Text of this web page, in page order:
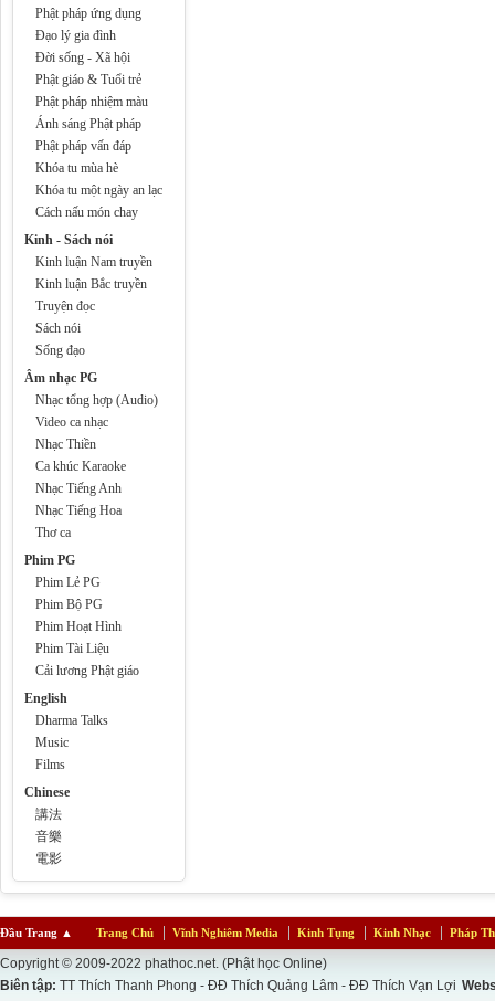
Phật pháp ứng dụng
Đạo lý gia đình
Đời sống - Xã hội
Phật giáo & Tuổi trẻ
Phật pháp nhiệm màu
Ánh sáng Phật pháp
Phật pháp vấn đáp
Khóa tu mùa hè
Khóa tu một ngày an lạc
Cách nấu món chay
Kinh - Sách nói
Kinh luận Nam truyền
Kinh luận Bắc truyền
Truyện đọc
Sách nói
Sống đạo
Âm nhạc PG
Nhạc tổng hợp (Audio)
Video ca nhạc
Nhạc Thiền
Ca khúc Karaoke
Nhạc Tiếng Anh
Nhạc Tiếng Hoa
Thơ ca
Phim PG
Phim Lẻ PG
Phim Bộ PG
Phim Hoạt Hình
Phim Tài Liệu
Cải lương Phật giáo
English
Dharma Talks
Music
Films
Chinese
講法
音樂
電影
Đầu Trang ▲ Trang Chủ Vĩnh Nghiêm Media Kinh Tụng Kinh Nhạc Pháp
Copyright © 2009-2022 phathoc.net. (Phật học Online)
Biên tập: TT Thích Thanh Phong - ĐĐ Thích Quảng Lâm - ĐĐ Thích Vạn Lợi